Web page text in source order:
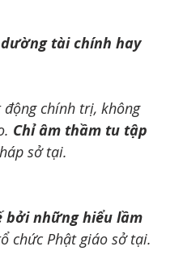
tài chính hay
chính trị, không
Chỉ âm thầm tu tập
sở tại.
bởi những hiểu lầm
chức Phật giáo sở tại.